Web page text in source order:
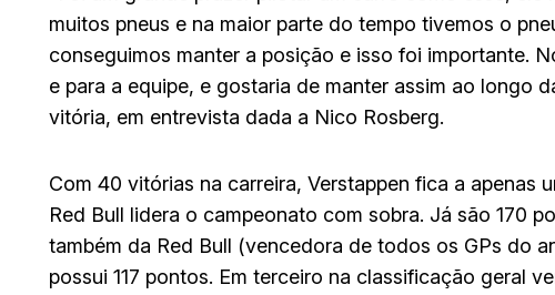
muitos pneus e na maior parte do tempo tivemos o
conseguimos manter a posição e isso foi importante.
e para a equipe, e gostaria de manter assim ao longo
vitória, em entrevista dada a Nico Rosberg.
Com 40 vitórias na carreira, Verstappen fica a apenas
Red Bull lidera o campeonato com sobra. Já são 170
também da Red Bull (vencedora de todos os GPs do
possui 117 pontos. Em terceiro na classificação geral